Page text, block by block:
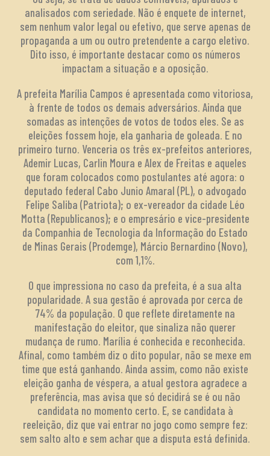
analisados com seriedade. Não é enquete de internet,
sem nenhum valor legal ou efetivo, que serve apenas de
propaganda a um ou outro pretendente a cargo eletivo.
Dito isso, é importante destacar como os números
impactam a situação e a oposição.
A prefeita Marília Campos é apresentada como vitoriosa,
à frente de todos os demais adversários. Ainda que
somadas as intenções de votos de todos eles. Se as
eleições fossem hoje, ela ganharia de goleada. E no
primeiro turno. Venceria os três ex-prefeitos anteriores,
Ademir Lucas, Carlin Moura e Alex de Freitas e aqueles
que foram colocados como postulantes até agora: o
deputado federal Cabo Junio Amaral (PL), o advogado
Felipe Saliba (Patriota); o ex-vereador da cidade Léo
Motta (Republicanos); e o empresário e vice-presidente
da Companhia de Tecnologia da Informação do Estado
de Minas Gerais (Prodemge), Márcio Bernardino (Novo),
com 1,1%.
O que impressiona no caso da prefeita, é a sua alta
popularidade. A sua gestão é aprovada por cerca de
74% da população. O que reflete diretamente na
manifestação do eleitor, que sinaliza não querer
mudança de rumo. Marília é conhecida e reconhecida.
Afinal, como também diz o dito popular, não se mexe em
time que está ganhando. Ainda assim, como não existe
eleição ganha de véspera, a atual gestora agradece a
preferência, mas avisa que só decidirá se é ou não
candidata no momento certo. E, se candidata à
reeleição, diz que vai entrar no jogo como sempre fez:
sem salto alto e sem achar que a disputa está definida.